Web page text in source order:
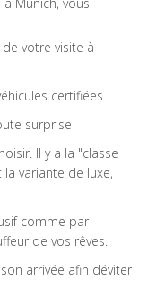
votre visite à
certifiées
surprise
Il y a la "classe
variante de luxe,
comme par
de vos rêves.
arrivée afin déviter